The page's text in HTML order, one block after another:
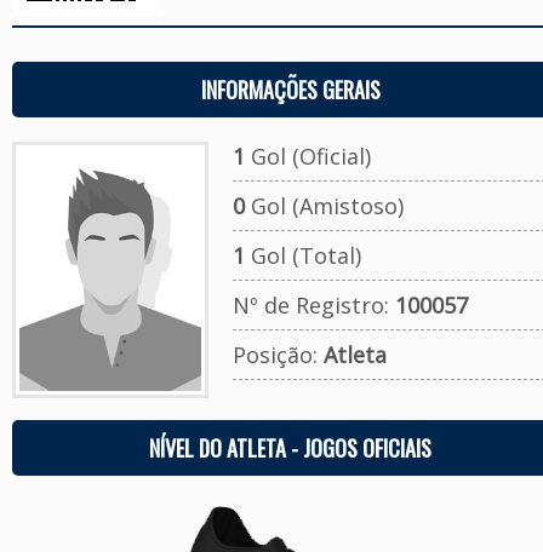
INFORMAÇÕES GERAIS
1 Gol (Oficial)
0Gol (Amistoso)
1 Gol (Total)
Nº de Registro: 100057
Posição: Atleta
NÍVEL DO ATLETA - JOGOS OFICIAIS